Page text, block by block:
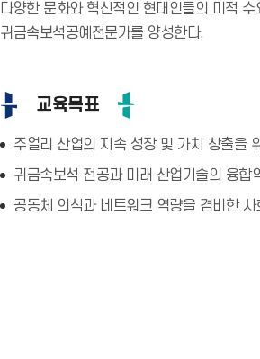
다양한 문화와 혁신적인 현대인들의 미적
귀금속보석공예전문가를 양성한다.
교육목표
주얼리 산업의 지속 성장 및 가치 창출을
귀금속보석 전공과 미래 산업기술의 융합
공동체 의식과 네트워크 역량을 겸비한